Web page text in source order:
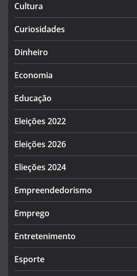
Cultura
Curiosidades
Dinheiro
Economia
Educação
Eleições 2022
Eleições 2026
Elieções 2024
Empreendedorismo
Emprego
Entretenimento
Esporte